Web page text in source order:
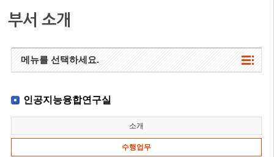
부서 소개
메뉴를 선택하세요.
인공지능융합연구실
소개
수행업무